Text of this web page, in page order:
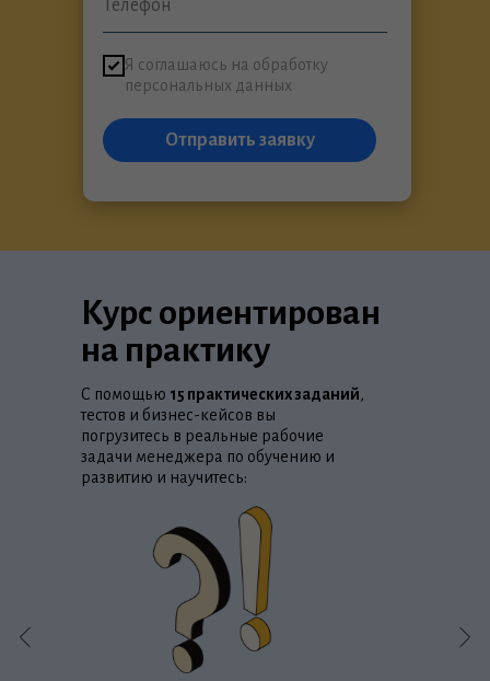
Я соглашаюсь на обработку
персональных данных
Отправить заявку
Курс ориентирован
на практику
С помощью 15 практических заданий,
тестов и бизнес-кейсов вы
погрузитесь в реальные рабочие
задачи менеджера по обучению и
развитию и научитесь: